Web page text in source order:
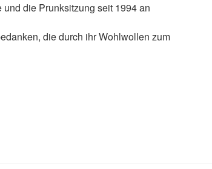
die Prunksitzung seit 1994 an
die durch ihr Wohlwollen zum